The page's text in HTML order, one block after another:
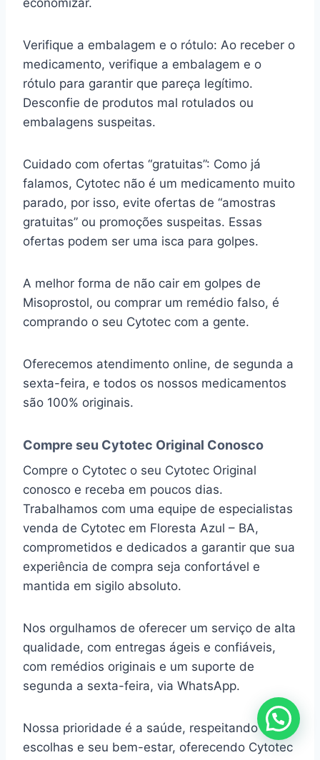
Verifique a embalagem e o rótulo: Ao receber o
medicamento, verifique a embalagem e o
rótulo para garantir que pareça legítimo.
Desconfie de produtos mal rotulados ou
embalagens suspeitas.
Cuidado com ofertas “gratuitas”: Como já
falamos, Cytotec não é um medicamento muito
parado, por isso, evite ofertas de “amostras
gratuitas” ou promoções suspeitas. Essas
ofertas podem ser uma isca para golpes.
A melhor forma de não cair em golpes de
Misoprostol, ou comprar um remédio falso, é
comprando o seu Cytotec com a gente.
Oferecemos atendimento online, de segunda a
sexta-feira, e todos os nossos medicamentos
são 100% originais.
Compre seu Cytotec Original Conosco
Compre o Cytotec o seu Cytotec Original
conosco e receba em poucos dias.
Trabalhamos com uma equipe de especialistas
venda de Cytotec em Floresta Azul – BA,
comprometidos e dedicados a garantir que sua
experiência de compra seja confortável e
mantida em sigilo absoluto.
Nos orgulhamos de oferecer um serviço de alta
qualidade, com entregas ágeis e confiáveis,
com remédios originais e um suporte de
segunda a sexta-feira, via WhatsApp.
Nossa prioridade é a saúde, respeitando suas
escolhas e seu bem-estar, oferecendo Cytotec